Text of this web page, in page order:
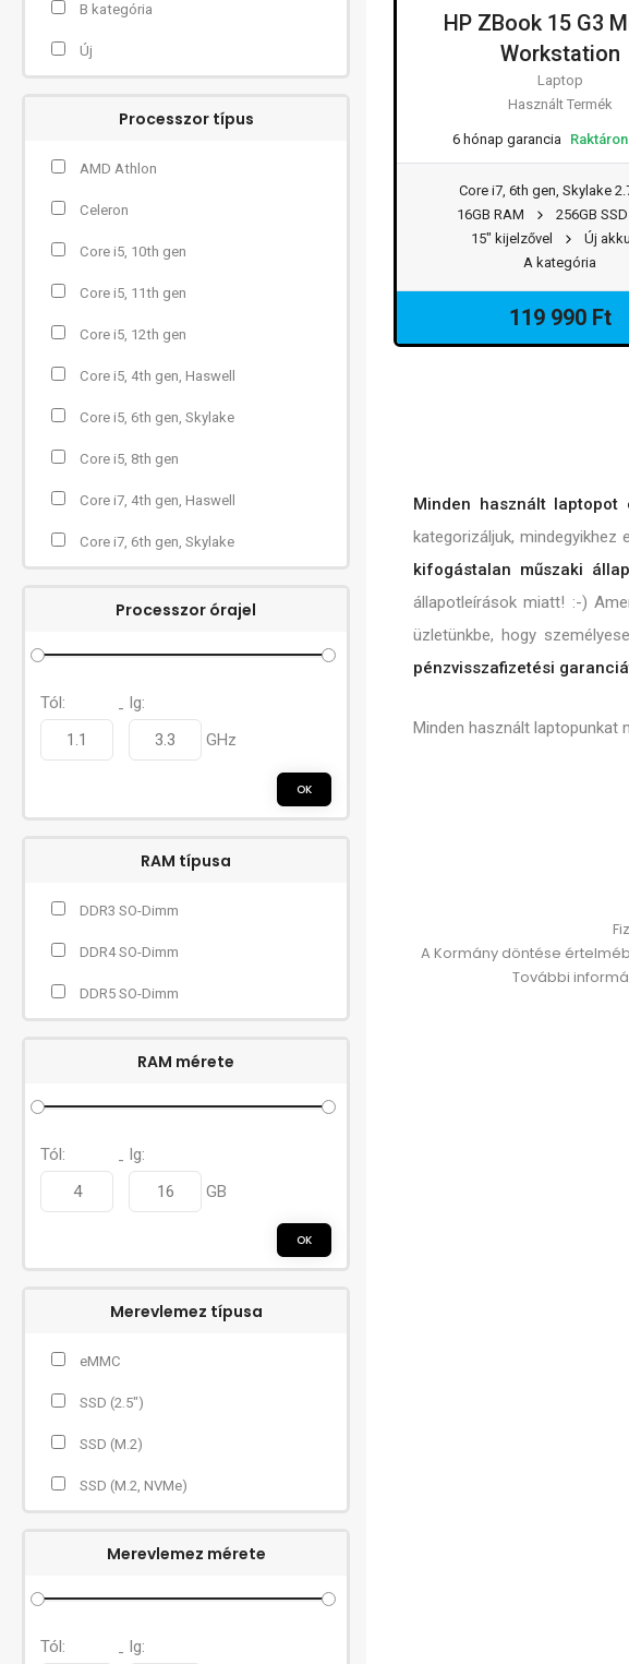
HP ZBook 15 G3
Workstation
Laptop
Használt Termék
6 hónap garancia
Core i7, 6th gen, Skylake
16GB RAM
256GB
15" kijelzővel
Új
A kategória
119 990 Ft
Minden használt laptopot
kategorizáljuk,
kifogástalan műszaki
állapotleírások miatt! :-)
üzletünkbe, hogy
pénzvisszafizetési
Minden használt laptopunkat
A Kormány döntése
További
B kategória
Új
Processzor típus
AMD Athlon
Celeron
Core i5, 10th gen
Core i5, 11th gen
Core i5, 12th gen
Core i5, 4th gen, Haswell
Core i5, 6th gen, Skylake
Core i5, 8th gen
Core i7, 4th gen, Haswell
Core i7, 6th gen, Skylake
Processzor órajel
Tól: - Ig:
GHz
OK
RAM típusa
DDR3 SO-Dimm
DDR4 SO-Dimm
DDR5 SO-Dimm
RAM mérete
Tól: - Ig:
GB
OK
Merevlemez típusa
eMMC
SSD (2.5")
SSD (M.2)
SSD (M.2, NVMe)
Merevlemez mérete
Tól: - Ig: